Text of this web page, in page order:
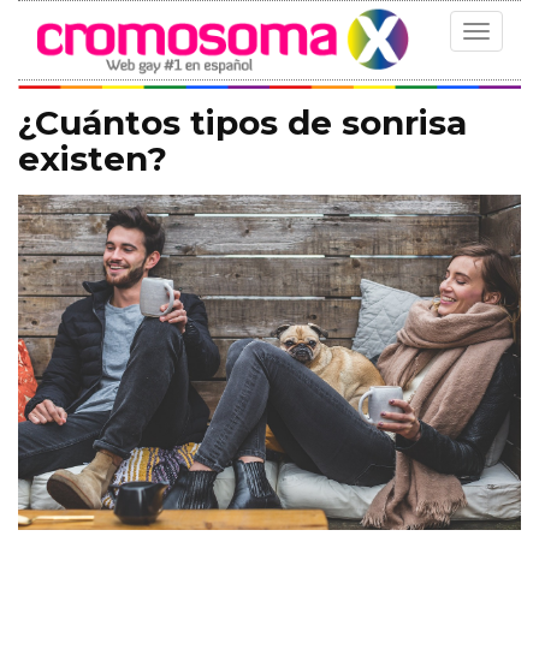
Toggle
¿Cuántos tipos de sonrisa
existen?